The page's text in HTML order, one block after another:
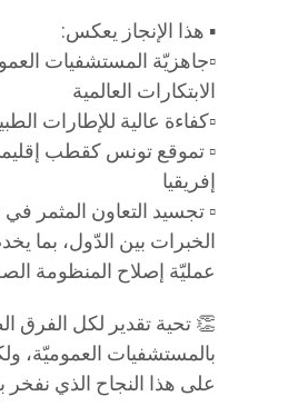
▪️ هذا الإنجاز يعكس:
▫️جاهزيّة المستشفيات
الابتكارات العالمية
▫️كفاءة عالية للإطارات
▫️ تموقع تونس كقطب
إفريقيا
▫️ تجسيد التعاون المثمر في
الخبرات بين الدّول، بما
عمليّة إصلاح المنظومة
👏 تحية تقدير لكل الفرق
بالمستشفيات العموميّة،
على هذا النجاح الذي نفخر